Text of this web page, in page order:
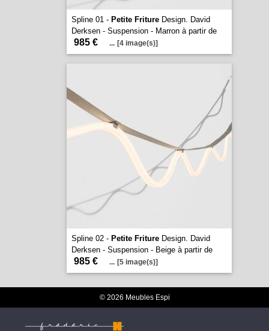
Spline 01 - Petite FritureDesign. David
Derksen - Suspension - Marron à partir de
985 € ... [4 image(s)]
Spline 02 - Petite FritureDesign. David
Derksen - Suspension - Beige à partir de
985 € ... [5 image(s)]
© 2026 Meubles Espi